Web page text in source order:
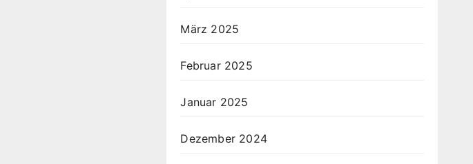
März 2025
Februar 2025
Januar 2025
Dezember 2024